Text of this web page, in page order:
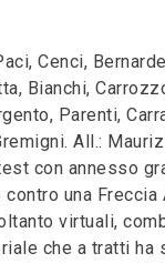
Cenci,
Bianchi,
Parenti,
All.:
con annesso
una Freccia
virtuali,
che a tratti ha